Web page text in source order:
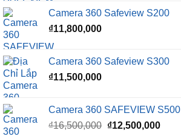
₫16,500,000.là:
Camera 360 Safeview S200
₫11,800,000
Camera 360 Safeview S300
₫11,500,000
Camera 360 SAFEVIEW S500
₫16,500,000 Giá
₫12,500,000Giá